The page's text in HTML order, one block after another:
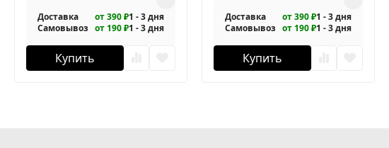
Доставка от 390 ₽1 - 3 дня
Самовывоз от 190 ₽1 - 3 дня
Купить
Доставка от 390 ₽1 - 3 дня
Самовывоз от 190 ₽1 - 3 дня
Купить